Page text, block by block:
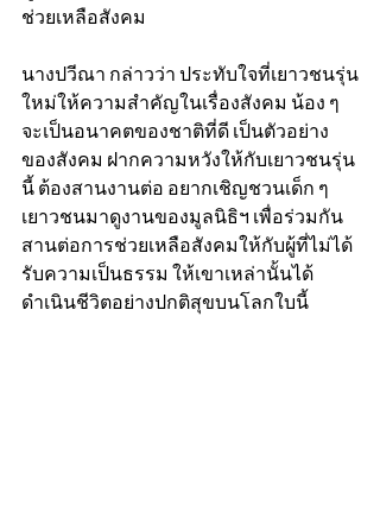
ช่วยเหลือสังคม
นางปวีณา กล่าวว่า ประทับใจที่เยาวชนรุ่น
ใหม่ให้ความสำคัญในเรื่องสังคม น้อง ๆ
จะเป็นอนาคตของชาติที่ดี เป็นตัวอย่าง
ของสังคม ฝากความหวังให้กับเยาวชนรุ่น
นี้ ต้องสานงานต่อ อยากเชิญชวนเด็ก ๆ
เยาวชนมาดูงานของมูลนิธิฯ เพื่อร่วมกัน
สานต่อการช่วยเหลือสังคมให้กับผู้ที่ไม่ได้
รับความเป็นธรรม ให้เขาเหล่านั้นได้
ดำเนินชีวิตอย่างปกติสุขบนโลกใบนี้